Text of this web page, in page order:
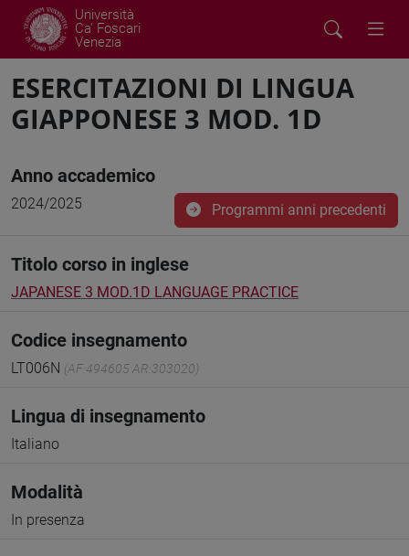
Università
Ca' Foscari
Venezia
ESERCITAZIONI DI LINGUA
GIAPPONESE 3 MOD. 1D
Anno accademico
2024/2025 Programmi anni precedenti
Titolo corso in inglese
JAPANESE 3 MOD.1D LANGUAGE PRACTICE
Codice insegnamento
LT006N (AF:494605 AR:303020)
Lingua di insegnamento
Italiano
Modalità
In presenza